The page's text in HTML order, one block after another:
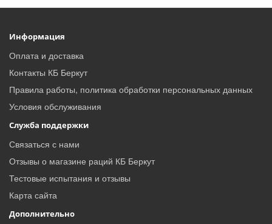
Информация
Оплата и доставка
Контакты КБ Беркут
Правила работы, политика обработки персональных данных
Условия обслуживания
Служба поддержки
Связаться с нами
Отзывы о магазине раций КБ Беркут
Тестовые испытания и отзывы
Карта сайта
Дополнительно